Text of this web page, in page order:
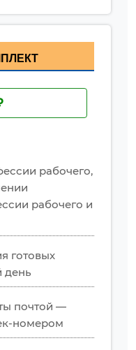
рабочего,
рабочего и
готовых
день
почтой —
номером